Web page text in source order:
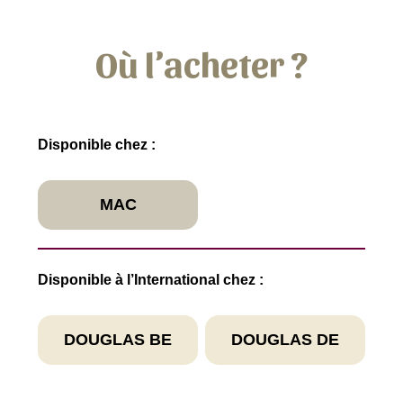
Où l’acheter ?
Disponible chez :
MAC
Disponible à l’International chez :
DOUGLAS BE DOUGLAS DE